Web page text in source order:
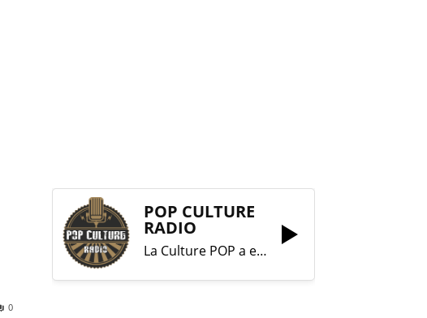
0
POP CULTURE
RADIO
La Culture POP a enfin trouvé sa RADIO !